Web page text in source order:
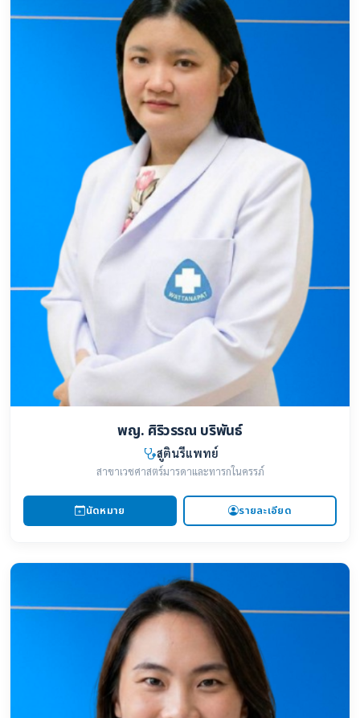
พญ. ศิริวรรณ บริพันธ์
สูตินรีแพทย์
สาขาเวชศาสตร์มารดาและทารกในครรภ์
นัดหมาย รายละเอียด